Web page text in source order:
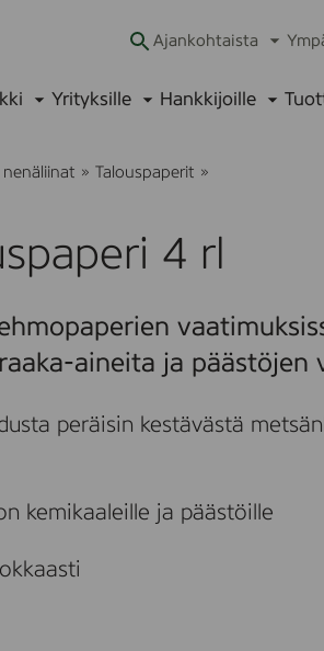
Ajankohtaista
Yrityksille Hankkijoille
» Talouspaperit »
n
l
u
a
i
4
4 rl
aineita ja päästöjen
peräisin kestävästä
kemikaaleille ja päästöille